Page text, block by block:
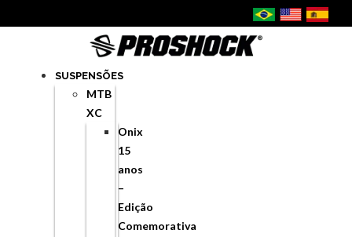
SUSPENSÕES
MTB
XC
Onix
15
anos
–
Edição
Comemorativa